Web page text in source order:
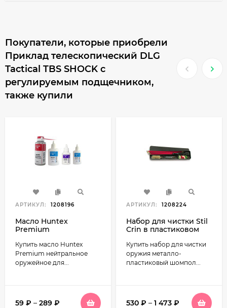
Покупатели, которые приобрели
Приклад телескопический DLG
Tactical TBS SHOCK с
регулируемым подщечником,
также купили
АРТИКУЛ: 1208196
Масло Huntex
Premium
оружейное
Купить масло Huntex
Premium нейтральное
оружейное для...
59 ₽ – 289 ₽
АРТИКУЛ: 1208224
Набор для чистки Stil
Crin в пластиковом
Купить набор для чистки
оружия металло-
пластиковый шомпол...
530 ₽ – 1 473 ₽